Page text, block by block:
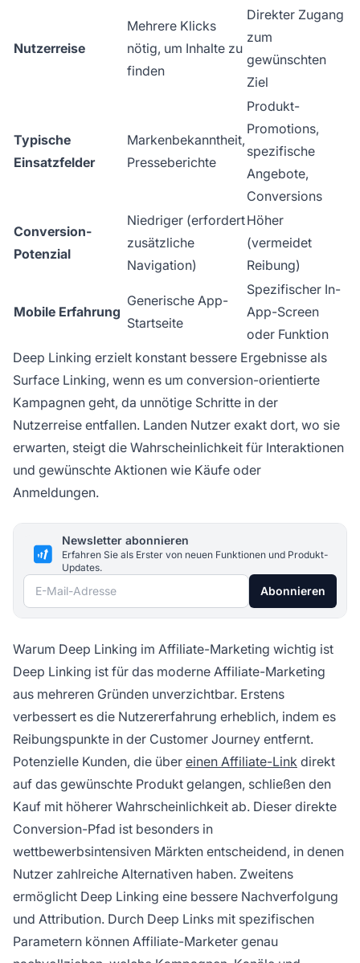
Nutzerreise
Mehrere Klicks
nötig, um Inhalte zu
finden
Direkter Zugang
zum
gewünschten
Ziel
Typische
Einsatzfelder
Markenbekanntheit,
Presseberichte
Produkt-
Promotions,
spezifische
Angebote,
Conversions
Conversion-
Potenzial
Niedriger (erfordert
zusätzliche
Navigation)
Höher
(vermeidet
Reibung)
Mobile Erfahrung
Generische App-
Startseite
Spezifischer In-
App-Screen
oder Funktion
Deep Linking erzielt konstant bessere Ergebnisse als
Surface Linking, wenn es um conversion-orientierte
Kampagnen geht, da unnötige Schritte in der
Nutzerreise entfallen. Landen Nutzer exakt dort, wo sie
erwarten, steigt die Wahrscheinlichkeit für Interaktionen
und gewünschte Aktionen wie Käufe oder
Anmeldungen.
Newsletter abonnieren
Erfahren Sie als Erster von neuen Funktionen und Produkt-
Updates.
E-Mail-Adresse Abonnieren
Warum Deep Linking im Affiliate-Marketing wichtig ist
Deep Linking ist für das moderne Affiliate-Marketing
aus mehreren Gründen unverzichtbar. Erstens
verbessert es die Nutzererfahrung erheblich, indem es
Reibungspunkte in der Customer Journey entfernt.
Potenzielle Kunden, die über einen Affiliate-Link direkt
auf das gewünschte Produkt gelangen, schließen den
Kauf mit höherer Wahrscheinlichkeit ab. Dieser direkte
Conversion-Pfad ist besonders in
wettbewerbsintensiven Märkten entscheidend, in denen
Nutzer zahlreiche Alternativen haben. Zweitens
ermöglicht Deep Linking eine bessere Nachverfolgung
und Attribution. Durch Deep Links mit spezifischen
Parametern können Affiliate-Marketer genau